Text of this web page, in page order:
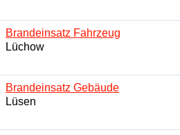
Brandeinsatz Fahrzeug
Lüchow
Brandeinsatz Gebäude
Lüsen